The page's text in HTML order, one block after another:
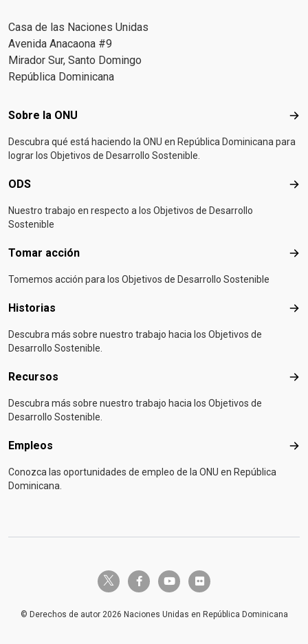
Casa de las Naciones Unidas
Avenida Anacaona #9
Mirador Sur, Santo Domingo
República Dominicana
Footer menu
Sobre la ONU
Descubra qué está haciendo la ONU en República Dominicana para
lograr los Objetivos de Desarrollo Sostenible.
ODS
Nuestro trabajo en respecto a los Objetivos de Desarrollo
Sostenible
Tomar acción
Tomemos acción para los Objetivos de Desarrollo Sostenible
Historias
Descubra más sobre nuestro trabajo hacia los Objetivos de
Desarrollo Sostenible.
Recursos
Descubra más sobre nuestro trabajo hacia los Objetivos de
Desarrollo Sostenible.
Empleos
Conozca las oportunidades de empleo de la ONU en República
Dominicana.
twitter-x facebook-fyoutube flickr
© Derechos de autor 2026 Naciones Unidas en República Dominicana